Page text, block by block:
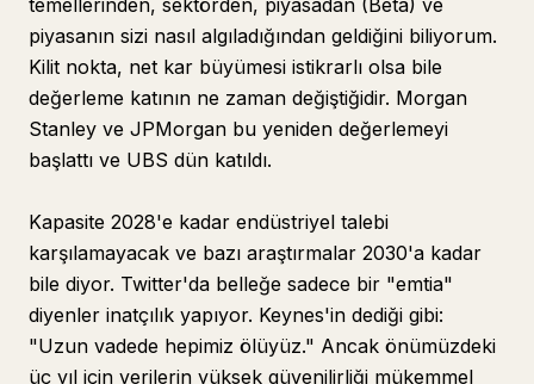
temellerinden, sektörden, piyasadan (Beta) ve
piyasanın sizi nasıl algıladığından geldiğini biliyorum.
Kilit nokta, net kar büyümesi istikrarlı olsa bile
değerleme katının ne zaman değiştiğidir. Morgan
Stanley ve JPMorgan bu yeniden değerlemeyi
başlattı ve UBS dün katıldı.
Kapasite 2028'e kadar endüstriyel talebi
karşılamayacak ve bazı araştırmalar 2030'a kadar
bile diyor. Twitter'da belleğe sadece bir "emtia"
diyenler inatçılık yapıyor. Keynes'in dediği gibi:
"Uzun vadede hepimiz ölüyüz." Ancak önümüzdeki
üç yıl için verilerin yüksek güvenilirliği mükemmel